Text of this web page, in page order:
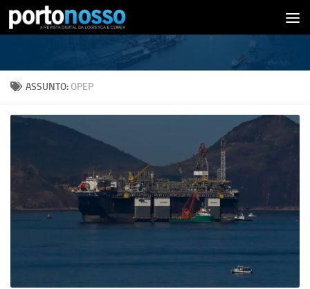
Skip to content
ASSUNTO:OPEP